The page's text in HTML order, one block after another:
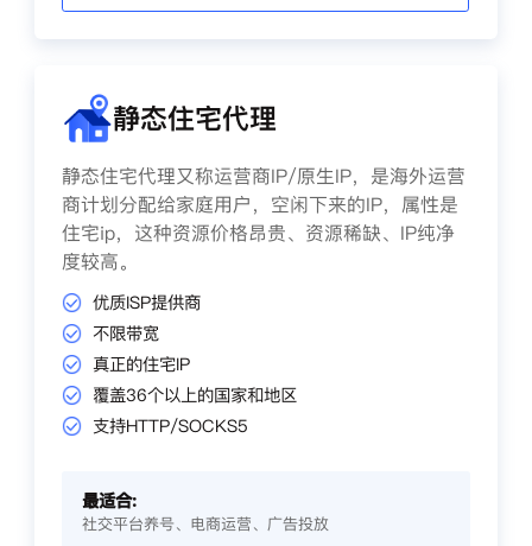
静态住宅代理
静态住宅代理又称运营商IP/原生IP，是海外运营
商计划分配给家庭用户，空闲下来的IP，属性是
住宅ip，这种资源价格昂贵、资源稀缺、IP纯净
度较高。
优质ISP提供商
不限带宽
真正的住宅IP
覆盖36个以上的国家和地区
支持HTTP/SOCKS5
最适合:
社交平台养号、电商运营、广告投放